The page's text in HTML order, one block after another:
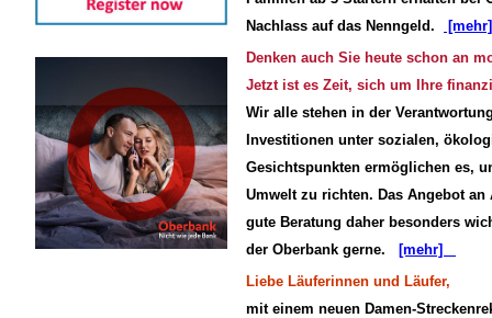
Nachlass auf das Nenngeld.
[mehr]
Denken auch Sie heute schon an
Jetzt ist es Zeit, sich um Ihre
Wir alle stehen in der
Investitionen unter sozialen,
Gesichtspunkten ermöglichen es,
Umwelt zu richten. Das Angebot
gute Beratung daher besonders
der Oberbank gerne.
[mehr]
Liebe Läuferinnen und Läufer,
mit einem neuen Damen-